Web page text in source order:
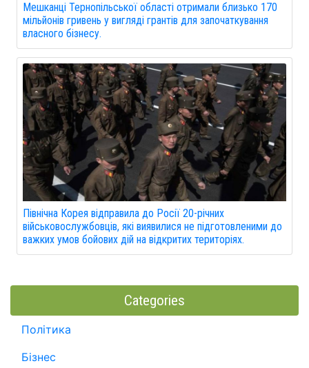
Мешканці Тернопільської області отримали близько 170
мільйонів гривень у вигляді грантів для започаткування
власного бізнесу.
Північна Корея відправила до Росії 20-річних
військовослужбовців, які виявилися не підготовленими до
важких умов бойових дій на відкритих територіях.
Categories
Політика
Бізнес